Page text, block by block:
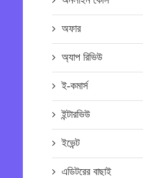
অফার
অ্যাপ রিভিউ
ই-কমার্স
ইন্টারভিউ
ইভেন্ট
এডিটরের বাছাই